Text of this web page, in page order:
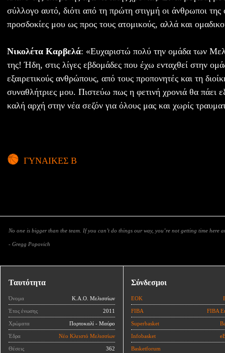
σύλλογο αυτό, διότι από τη πρώτη στιγμή οι άνθρωποι της
προσδοκίες μου ως προς τους ατομικούς, αλλά και
Νικολέτα Καρβελά: «Ευχαριστώ πολύ την ομάδα των
της! Ήδη, στις λίγες εβδομάδες που έχω ενταχθεί στην
εξαιρετικούς ανθρώπους, από τους προπονητές και τη
συναθλήτριες μου. Πιστεύω πως η φετινή χρονιά θα πάει
καλή αρχή στην νέα σεζόν για όλους μας και χωρίς
ΓΥΝΑΙΚΕΣ Β
No one is bigger than the team. If you can’t do things our way, you’re not getting time here
- Gregg Popovich
Ταυτότητα
Όνομα Κ.Α.Ο. Μελισσίων
Έτος ένωσης 2011
Χρώματα Πορτοκαλί - Μαύρο
Έδρα Νέο Κλειστό Μελισσίων
Θέσεις 362
Σύνδεσμοι
ΕΟΚ
FIBA FIBA
Superbasket
Infobasket
Basketforum